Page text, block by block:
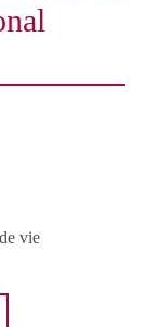
vie